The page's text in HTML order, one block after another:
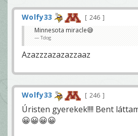
Wolfy33
246
Minnesota miracle😅
Tdog
Azazzzazazazzaaz
Wolfy33 246
Úristen gyerekek!!!! Bent
😀😀😀😀